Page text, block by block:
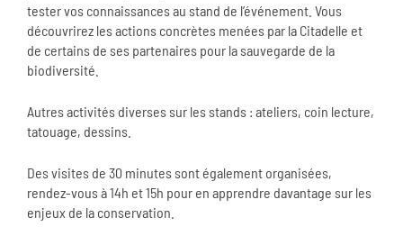
tester vos connaissances au stand de l’événement. Vous
découvrirez les actions concrètes menées par la Citadelle et
de certains de ses partenaires pour la sauvegarde de la
biodiversité.
Autres activités diverses sur les stands : ateliers, coin lecture,
tatouage, dessins.
Des visites de 30 minutes sont également organisées,
rendez-vous à 14h et 15h pour en apprendre davantage sur les
enjeux de la conservation.